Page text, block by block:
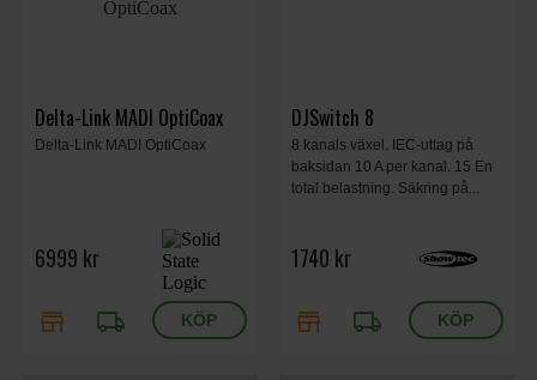
Delta-Link MADI OptiCoax
Delta-Link MADI OptiCoax
6999 kr
store local_shipping
DJSwitch 8
8 kanals växel. IEC-uttag på
baksidan 10 A per kanal. 15 En
total belastning. Säkring på...
1740 kr
store local_shipping